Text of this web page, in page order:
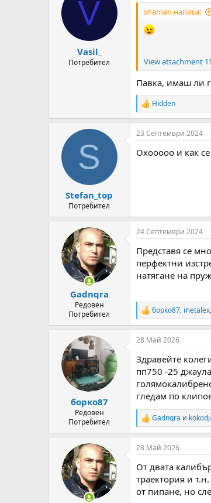
n
V
Vasil_
Потребител
shaman написа:
View attachment
Павка, имаш ли
R
e
a
c
i
Hidden
S
Stefan_top
Потребител
23 Септември 2024
Охооооо и как
Gadnqra
Редовен
Потребител
24 Септември 2024
Представя се
перфектни
натягане на
R
e
a
c
i
o
s
:
борко87, metalex,
борко87
Редовен
Потребител
28 Май 2026
Здравейте
пп750 -25
гледам по
R
e
a
c
i
o
n
s
Gadnqra и
28 Май 2026
От двата
траектория и
от пипане, но